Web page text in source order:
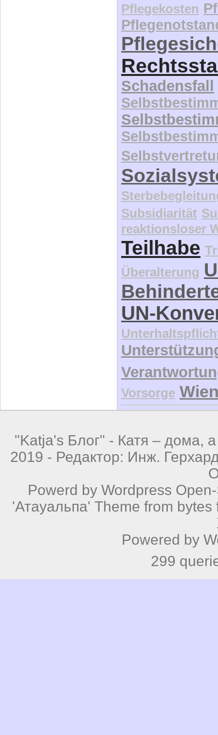
Pflegekosten
Schadensfall
Subsidiarität
reaktionsloser
Teilhabe
Überalterung
UN-
Vorsorge
"Katja's Блог" - Катя – дома,
2019 - Редактор: Инж.
Powerd by Wordpress
'Атауальпа' Theme from bytes
Powered by
299